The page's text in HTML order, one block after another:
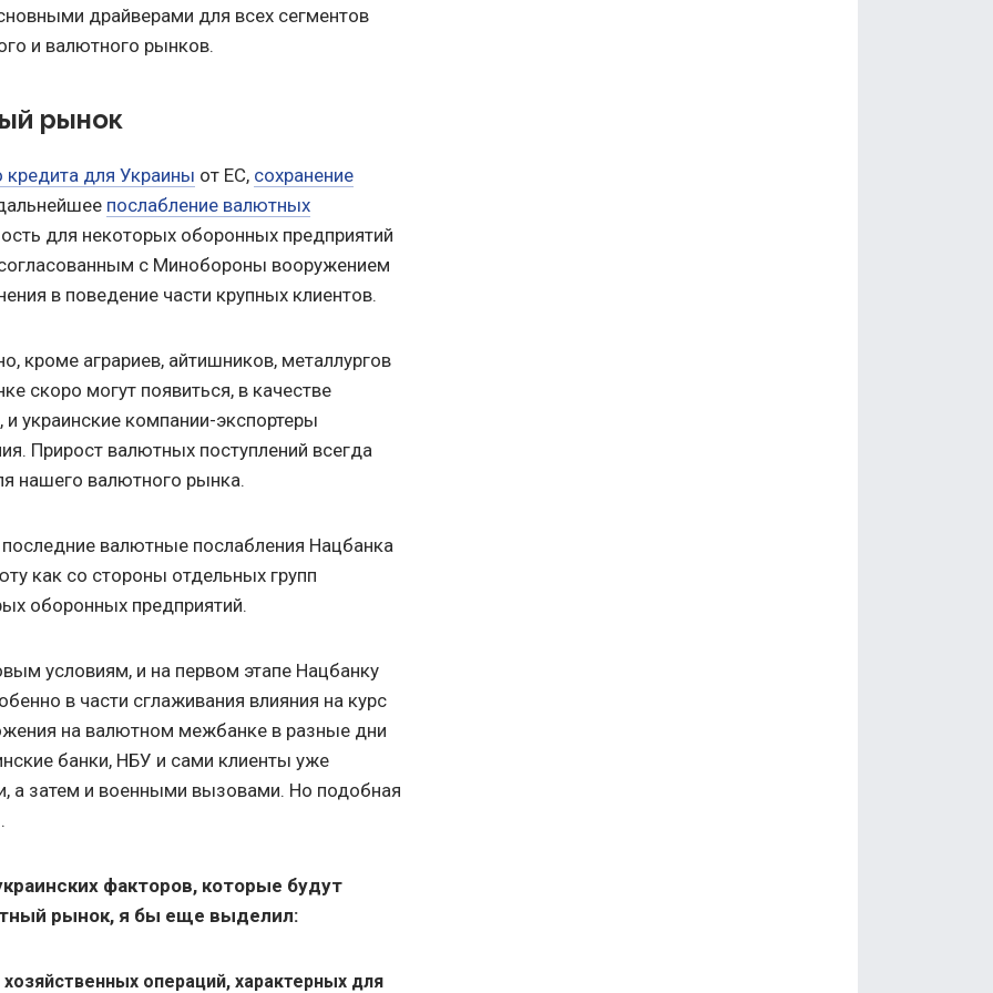
драйверами для всех сегментов
и валютного рынков.
рынок
для Украины от ЕС, сохранение
послабление валютных
для некоторых оборонных предприятий
с Минобороны вооружением
в поведение части крупных клиентов.
кроме аграриев, айтишников, металлургов
скоро могут появиться, в качестве
украинские компании-экспортеры
Прирост валютных поступлений всегда
нашего валютного рынка.
валютные послабления Нацбанка
как со стороны отдельных групп
оборонных предприятий.
условиям, и на первом этапе Нацбанку
в части сглаживания влияния на курс
на валютном межбанке в разные дни
банки, НБУ и сами клиенты уже
затем и военными вызовами. Но подобная
факторов, которые будут
рынок, я бы еще выделил:
операций, характерных для